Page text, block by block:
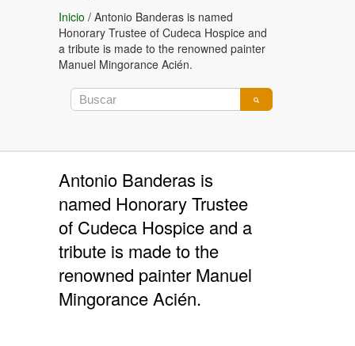
Inicio / Antonio Banderas is named
Honorary Trustee of Cudeca Hospice and
a tribute is made to the renowned painter
Manuel Mingorance Acién.
Antonio Banderas is
named Honorary Trustee
of Cudeca Hospice and a
tribute is made to the
renowned painter Manuel
Mingorance Acién.